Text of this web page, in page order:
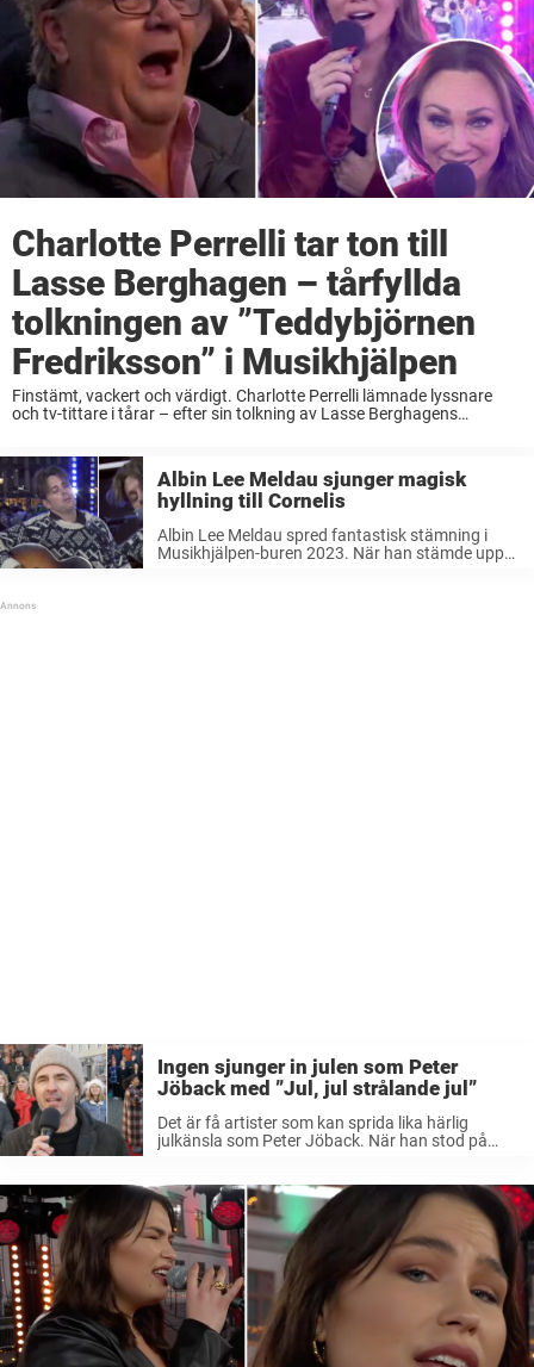
Charlotte Perrelli tar ton till
Lasse Berghagen – tårfyllda
tolkningen av ”Teddybjörnen
Fredriksson” i Musikhjälpen
Finstämt, vackert och värdigt. Charlotte Perrelli lämnade lyssnare
och tv-tittare i tårar – efter sin tolkning av Lasse Berghagens
Albin Lee Meldau sjunger magisk
hyllning till Cornelis
Albin Lee Meldau spred fantastisk stämning i
Musikhjälpen-buren 2023. När han stämde upp
Ingen sjunger in julen som Peter
Jöback med ”Jul, jul strålande jul”
Det är få artister som kan sprida lika härlig
julkänsla som Peter Jöback. När han stod på
tog ...